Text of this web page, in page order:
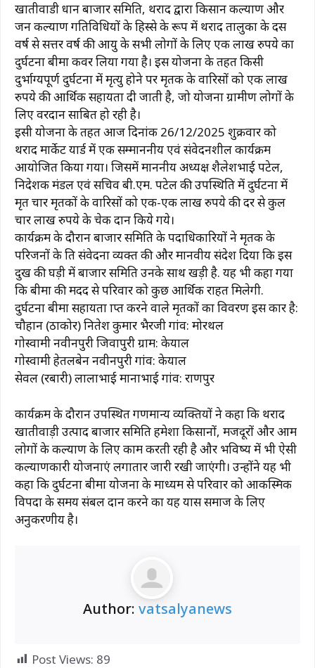
खातीवाडी प्रधान बाजार समिति, थराद द्वारा किसान कल्याण और
जन कल्याण गतिविधियों के हिस्से के रूप में थराद तालुका के दस
वर्ष से सत्तर वर्ष की आयु के सभी लोगों के लिए एक लाख रुपये का
दुर्घटना बीमा कवर लिया गया है। इस योजना के तहत किसी
दुर्भाग्यपूर्ण दुर्घटना में मृत्यु होने पर मृतक के वारिसों को एक लाख
रुपये की आर्थिक सहायता दी जाती है, जो योजना ग्रामीण लोगों के
लिए वरदान साबित हो रही है।
इसी योजना के तहत आज दिनांक 26/12/2025 शुक्रवार को
थराद मार्केट यार्ड में एक सम्माननीय एवं संवेदनशील कार्यक्रम
आयोजित किया गया। जिसमें माननीय अध्यक्ष शैलेशभाई पटेल,
निदेशक मंडल एवं सचिव बी.एम. पटेल की उपस्थिति में दुर्घटना में
मृत चार मृतकों के वारिसों को एक-एक लाख रुपये की दर से कुल
चार लाख रुपये के चेक प्रदान किये गये।
कार्यक्रम के दौरान बाजार समिति के पदाधिकारियों ने मृतक के
परिजनों के प्रति संवेदना व्यक्त की और मानवीय संदेश दिया कि इस
दुख की घड़ी में बाजार समिति उनके साथ खड़ी है. यह भी कहा गया
कि बीमा की मदद से परिवार को कुछ आर्थिक राहत मिलेगी.
दुर्घटना बीमा सहायता प्राप्त करने वाले मृतकों का विवरण इस प्रकार है:
चौहान (ठाकोर) नितेश कुमार भैरजी गांव: मोरथल
गोस्वामी नवीनपुरी जिवापुरी ग्राम: केयाल
गोस्वामी हेतलबेन नवीनपुरी गांव: केयाल
सेवल (रबारी) लालाभाई मानाभाई गांव: राणपुर
कार्यक्रम के दौरान उपस्थित गणमान्य व्यक्तियों ने कहा कि थराद
खातीवाड़ी उत्पाद बाजार समिति हमेशा किसानों, मजदूरों और आम
लोगों के कल्याण के लिए काम करती रही है और भविष्य में भी ऐसी
कल्याणकारी योजनाएं लगातार जारी रखी जाएंगी। उन्होंने यह भी
कहा कि दुर्घटना बीमा योजना के माध्यम से परिवार को आकस्मिक
विपदा के समय संबल प्रदान करने का यह प्रयास समाज के लिए
अनुकरणीय है।
Author: vatsalyanews
Post Views: 89